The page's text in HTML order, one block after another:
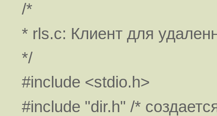
/*
* rls.c: Клиент для
*/
#include <stdio.h>
#include "dir.h" /*